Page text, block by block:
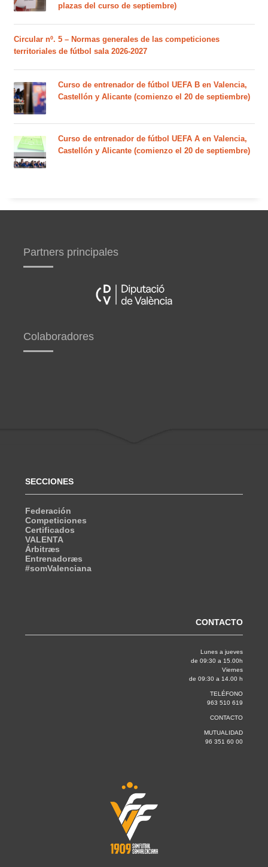
plazas del curso de septiembre)
Circular nº. 5 – Normas generales de las competiciones
territoriales de fútbol sala 2026-2027
Curso de entrenador de fútbol UEFA B en Valencia,
Castellón y Alicante (comienzo el 20 de septiembre)
Curso de entrenador de fútbol UEFA A en Valencia,
Castellón y Alicante (comienzo el 20 de septiembre)
Partners principales
Colaboradores
SECCIONES
Federación
Competiciones
Certificados
VALENTA
Árbitræs
Entrenadoræs
#somValenciana
CONTACTO
Lunes a jueves
de 09:30 a 15.00h
Viernes
de 09:30 a 14.00 h
TELÉFONO
963 510 619
CONTACTO
MUTUALIDAD
96 351 60 00